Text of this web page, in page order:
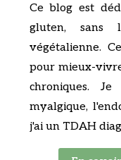
Ce blog est
gluten, sans
végétalienne.
pour mieux-
chroniques.
myalgique,
j'ai un TDAH